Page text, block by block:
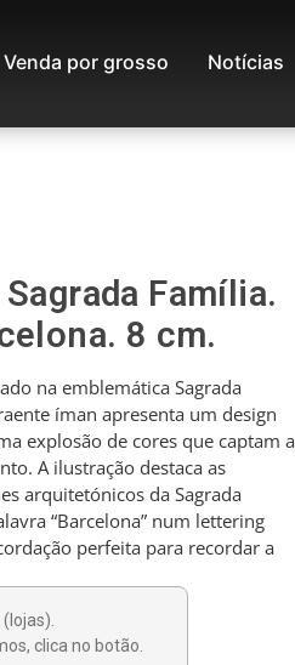
Venda por grosso Notícias
Família.
8 cm.
na emblemática Sagrada
íman apresenta um design
explosão de cores que captam a
A ilustração destaca as
arquitetónicos da Sagrada
“Barcelona” num lettering
perfeita para recordar a
clica no botão.